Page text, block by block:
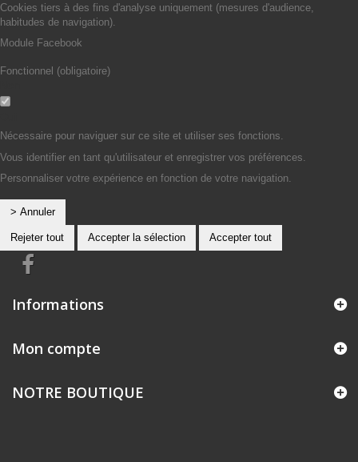
Cookies tiers à des fins d'analyse uniquement (mesures d'audience,
habitudes de navigation).
Module Facebook
Fonctionnel (obligatoire)
Nécessaire pour naviguer sur ce site et utiliser ses fonctions.
Vous identifier en tant qu'utilisateur et enregistrer vos préférences.
Personnaliser votre expérience en fonction de votre navigation.
> Annuler
Rejeter tout Accepter la sélection Accepter tout
Informations
Mon compte
NOTRE BOUTIQUE